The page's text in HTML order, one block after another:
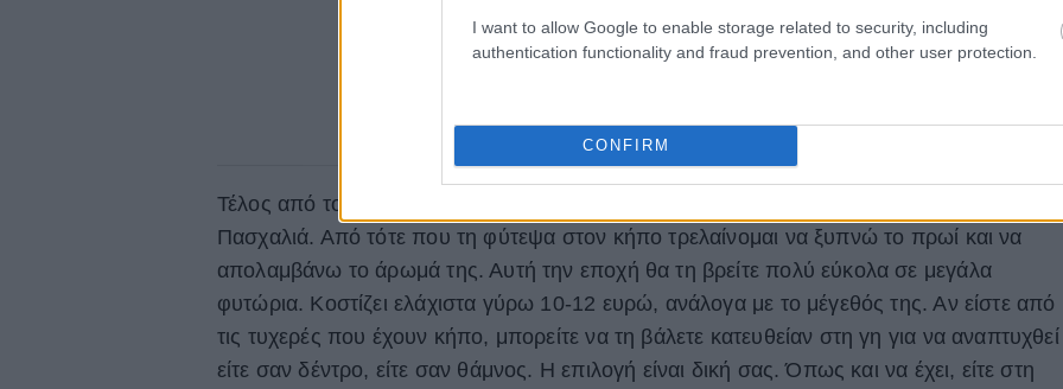
I want to allow Google to enable storage related to security, including
authentication functionality and fraud prevention, and other user protection.
CONFIRM
Τέλος από το τρίπτυχο της Πασχαλινής διακόσμησης δεν μπορεί να απουσιάζει η
Πασχαλιά. Από τότε που τη φύτεψα στον κήπο τρελαίνομαι να ξυπνώ το πρωί και να
απολαμβάνω το άρωμά της. Αυτή την εποχή θα τη βρείτε πολύ εύκολα σε μεγάλα
φυτώρια. Κοστίζει ελάχιστα γύρω 10-12 ευρώ, ανάλογα με το μέγεθός της. Αν είστε από
τις τυχερές που έχουν κήπο, μπορείτε να τη βάλετε κατευθείαν στη γη για να αναπτυχθεί
είτε σαν δέντρο, είτε σαν θάμνος. Η επιλογή είναι δική σας. Όπως και να έχει, είτε στη